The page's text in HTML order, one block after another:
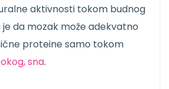
aktivnosti tokom budnog
je da mozak može adekvatno
proteine ​​samo tokom
sna.